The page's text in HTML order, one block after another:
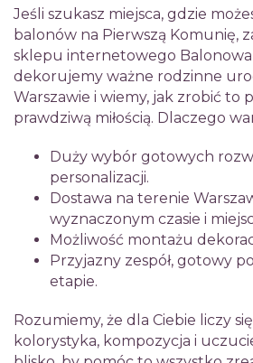
Jeśli szukasz miejsca, gdzie
balonów na Pierwszą Komunię,
sklepu internetowego Balonowa
dekorujemy ważne rodzinne
Warszawie i wiemy, jak zrobić to
prawdziwą miłością. Dlaczego
Duży wybór gotowych
personalizacji.
Dostawa na terenie
wyznaczonym czasie i
Możliwość montażu
Przyjazny zespół, gotowy
etapie.
Rozumiemy, że dla Ciebie liczy
kolorystyka, kompozycja i